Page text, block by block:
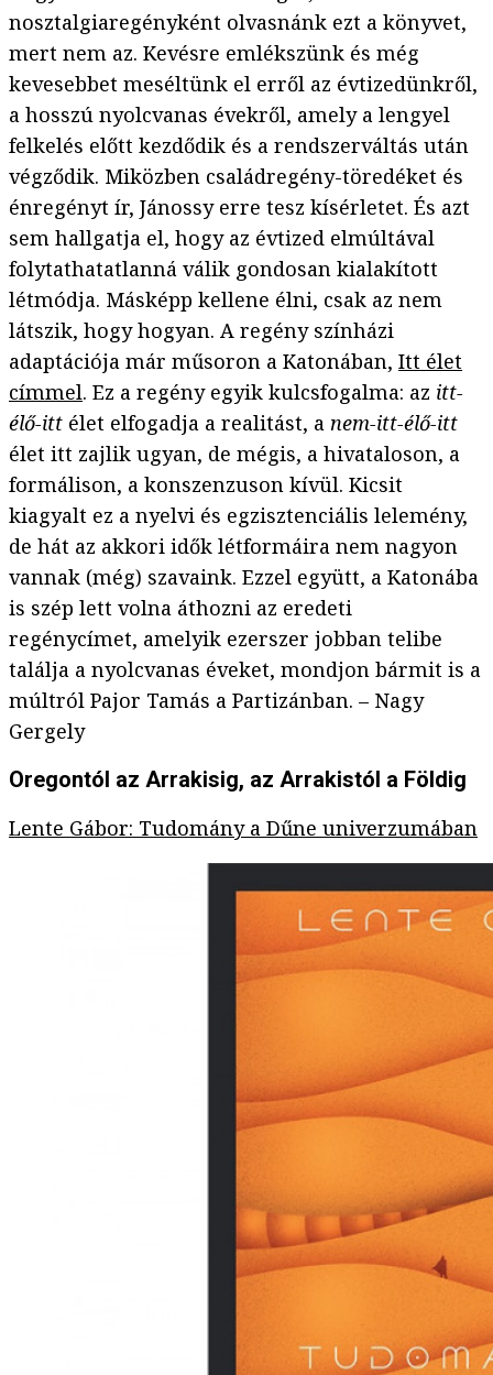
nosztalgiaregényként olvasnánk ezt a könyvet,
mert nem az. Kevésre emlékszünk és még
kevesebbet meséltünk el erről az évtizedünkről,
a hosszú nyolcvanas évekről, amely a lengyel
felkelés előtt kezdődik és a rendszerváltás után
végződik. Miközben családregény-töredéket és
énregényt ír, Jánossy erre tesz kísérletet. És azt
sem hallgatja el, hogy az évtized elmúltával
folytathatatlanná válik gondosan kialakított
létmódja. Másképp kellene élni, csak az nem
látszik, hogy hogyan. A regény színházi
adaptációja már műsoron a Katonában, Itt élet
címmel. Ez a regény egyik kulcsfogalma: az itt-
élő-itt élet elfogadja a realitást, a nem-itt-élő-itt
élet itt zajlik ugyan, de mégis, a hivataloson, a
formálison, a konszenzuson kívül. Kicsit
kiagyalt ez a nyelvi és egzisztenciális lelemény,
de hát az akkori idők létformáira nem nagyon
vannak (még) szavaink. Ezzel együtt, a Katonába
is szép lett volna áthozni az eredeti
regénycímet, amelyik ezerszer jobban telibe
találja a nyolcvanas éveket, mondjon bármit is a
múltról Pajor Tamás a Partizánban. – Nagy
Gergely
Oregontól az Arrakisig, az Arrakistól a Földig
Lente Gábor: Tudomány a Dűne univerzumában